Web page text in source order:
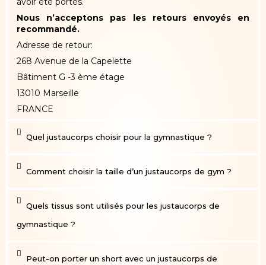
Nous n’acceptons pas les retours envoyés en
recommandé.
Adresse de retour:
268 Avenue de la Capelette
Bâtiment G -3 ème étage
13010 Marseille
FRANCE
Quel justaucorps choisir pour la gymnastique ?
Comment choisir la taille d’un justaucorps de gym ?
Quels tissus sont utilisés pour les justaucorps de
gymnastique ?
Peut-on porter un short avec un justaucorps de